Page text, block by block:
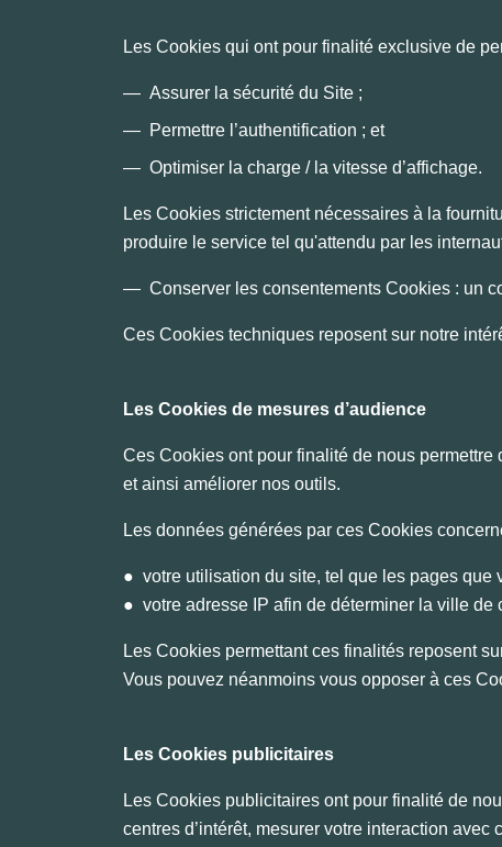
Les Cookies qui ont pour finalité exclusive de
Assurer la sécurité du Site ;
Permettre l’authentification ; et
Optimiser la charge / la vitesse d’affichage.
Les Cookies strictement nécessaires à la
produire le service tel qu'attendu par les
Conserver les consentements Cookies : un
Ces Cookies techniques reposent sur notre
Les Cookies de mesures d’audience
Ces Cookies ont pour finalité de nous permettre
et ainsi améliorer nos outils.
Les données générées par ces Cookies
● votre utilisation du site, tel que les pages que
● votre adresse IP afin de déterminer la ville
Les Cookies permettant ces finalités reposent
Vous pouvez néanmoins vous opposer à ces
Les Cookies publicitaires
Les Cookies publicitaires ont pour finalité de
centres d’intérêt, mesurer votre interaction